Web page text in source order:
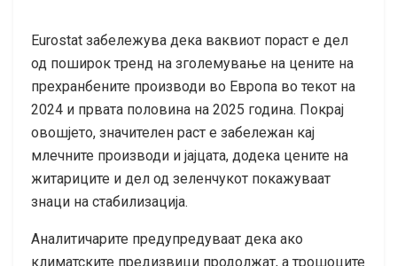
Eurostat забележува дека ваквиот пораст е дел
од поширок тренд на зголемување на цените на
прехранбените производи во Европа во текот на
2024 и првата половина на 2025 година. Покрај
овошјето, значителен раст е забележан кај
млечните производи и јајцата, додека цените на
житариците и дел од зеленчукот покажуваат
знаци на стабилизација.
Аналитичарите предупредуваат дека ако
климатските предизвици продолжат, а трошоците